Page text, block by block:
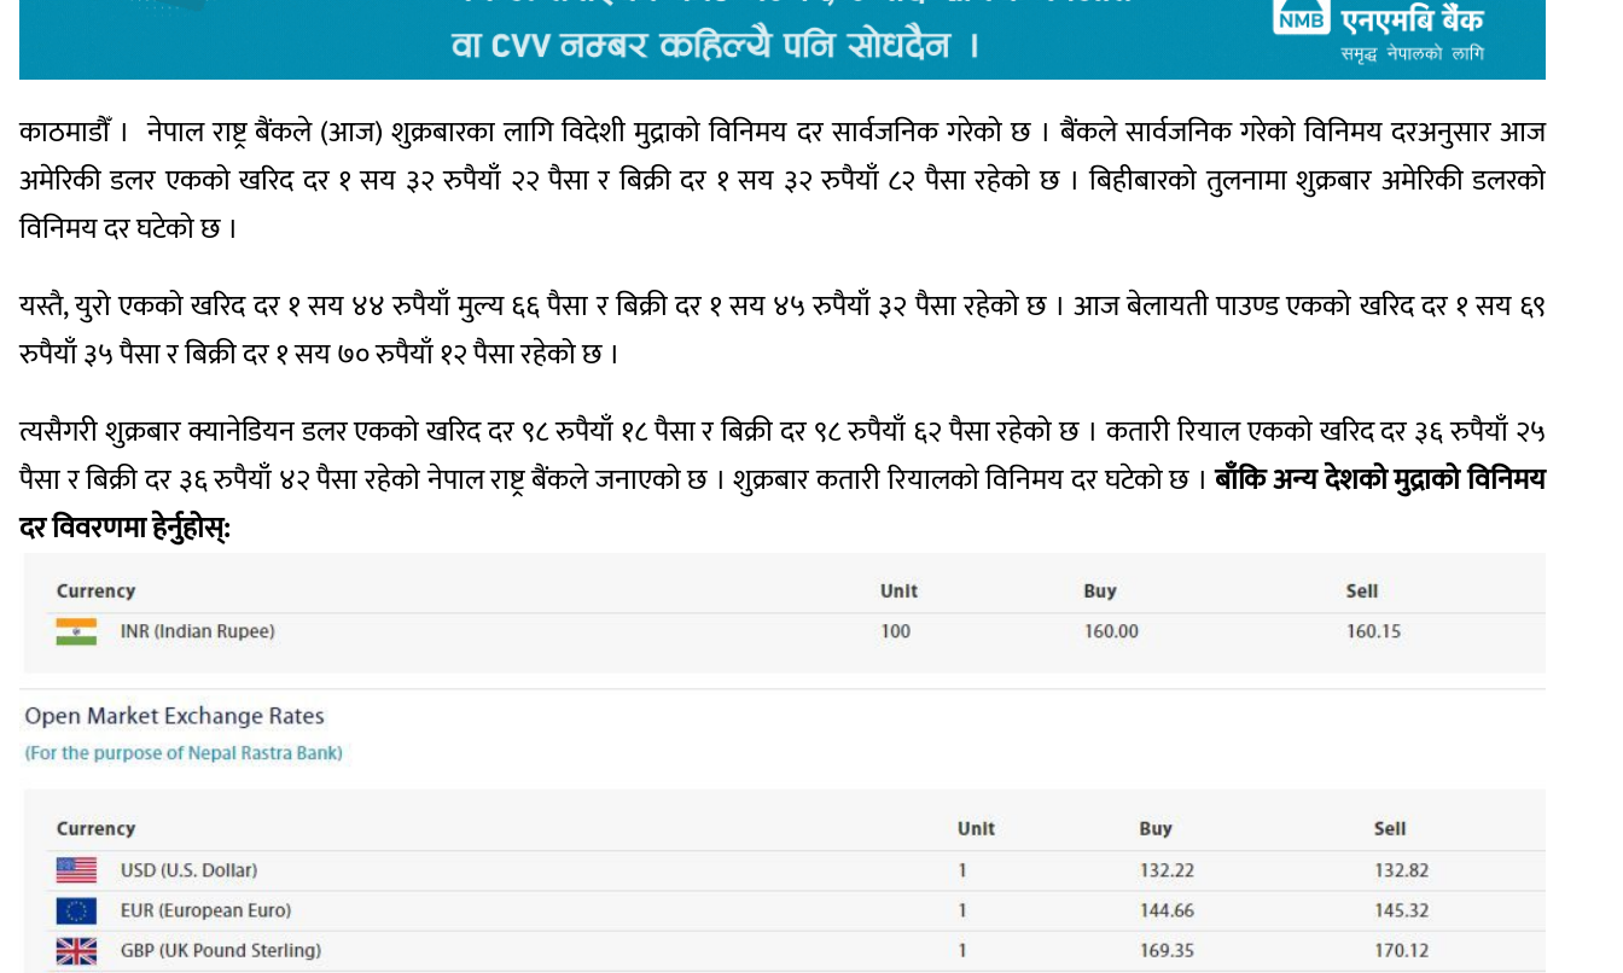
काठमाडौँ । नेपाल राष्ट्र बैंकले (आज) शुक्रबारका लागि विदेशी मुद्राको विनिमय दर सार्वजनिक गरेको छ । बैंकले सार्वजनिक गरेको विनिमय दरअनुसार आज
अमेरिकी डलर एकको खरिद दर १ सय ३२ रुपैयाँ २२ पैसा र बिक्री दर १ सय ३२ रुपैयाँ ८२ पैसा रहेको छ । बिहीबारको तुलनामा शुक्रबार अमेरिकी डलरको
विनिमय दर घटेको छ ।
यस्तै, युरो एकको खरिद दर १ सय ४४ रुपैयाँ मुल्य ६६ पैसा र बिक्री दर १ सय ४५ रुपैयाँ ३२ पैसा रहेको छ । आज बेलायती पाउण्ड एकको खरिद दर १ सय ६९
रुपैयाँ ३५ पैसा र बिक्री दर १ सय ७० रुपैयाँ १२ पैसा रहेको छ ।
त्यसैगरी शुक्रबार क्यानेडियन डलर एकको खरिद दर ९८ रुपैयाँ १८ पैसा र बिक्री दर ९८ रुपैयाँ ६२ पैसा रहेको छ । कतारी रियाल एकको खरिद दर ३६ रुपैयाँ २५
पैसा र बिक्री दर ३६ रुपैयाँ ४२ पैसा रहेको नेपाल राष्ट्र बैंकले जनाएको छ । शुक्रबार कतारी रियालको विनिमय दर घटेको छ ।बाँकि अन्य देशको मुद्राको विनिमय
दर विवरणमा हेर्नुहोस्: